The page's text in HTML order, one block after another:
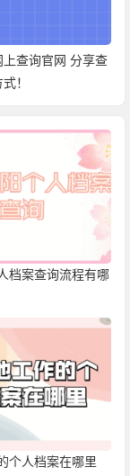
上查询官网 分享查
式！
档案查询流程有哪
个人档案在哪里